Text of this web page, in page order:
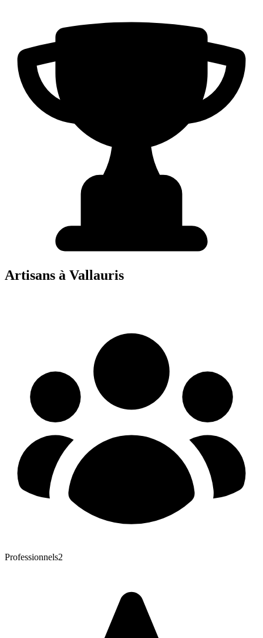
Artisans à Vallauris
Professionnels2